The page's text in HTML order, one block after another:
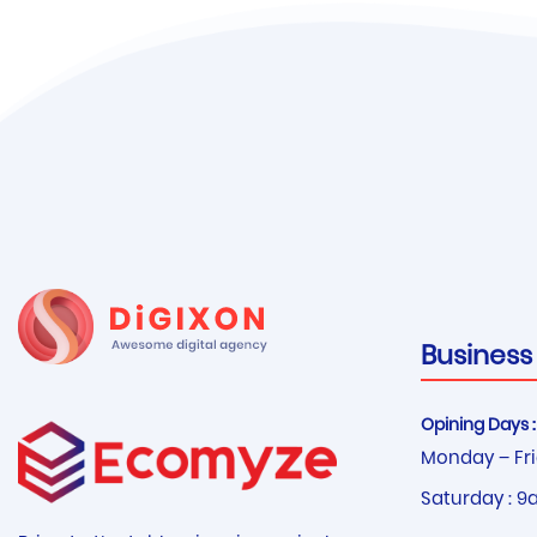
Opining Days :
Monday –
Saturday :